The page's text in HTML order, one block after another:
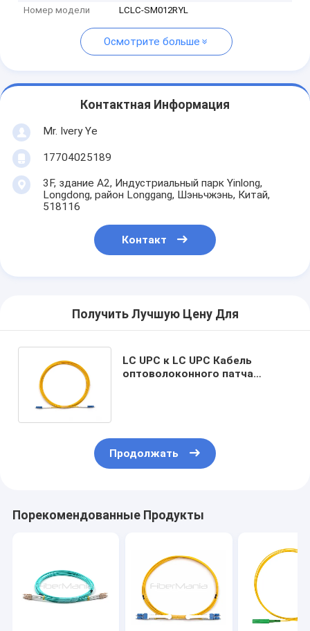
Номер модели LCLC-SM012RYL
Осмотрите больше
Контактная Информация
Mr. Ivery Ye
17704025189
3F, здание A2, Индустриальный парк Yinlong,
Longdong, район Longgang, Шэньчжэнь, Китай,
518116
Контакт
Получить Лучшую Цену Для
LC UPC к LC UPC Кабель
оптоволоконного патча
Продолжать
Порекомендованные Продукты